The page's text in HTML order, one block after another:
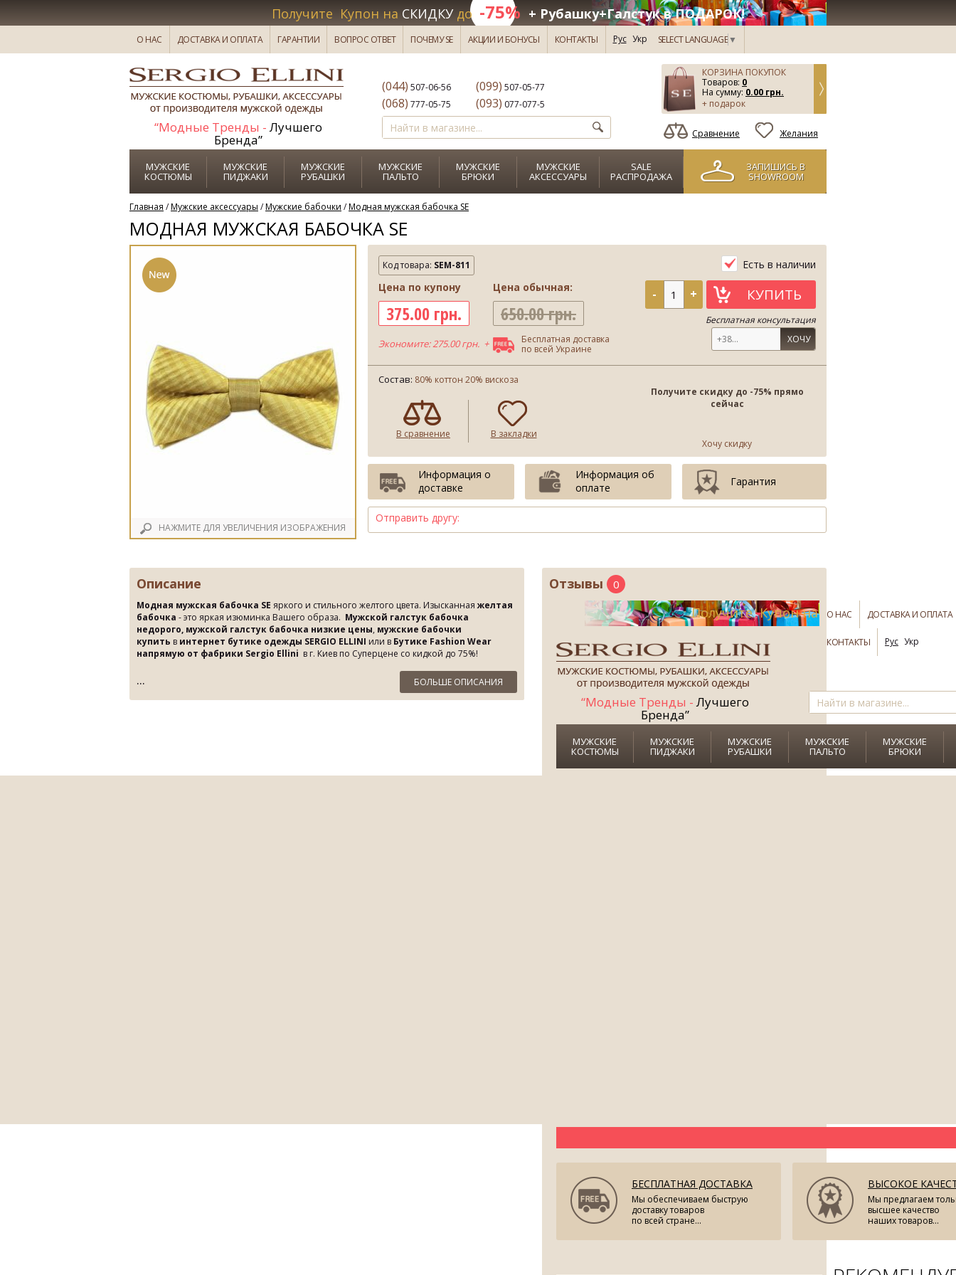
Получите Купон на СКИДКУдо -75% + Рубашку+Галстук в ПОДАРОК!
О НАС ДОСТАВКА И ОПЛАТА ГАРАНТИИ ВОПРОС ОТВЕТ ПОЧЕМУ SE АКЦИИ И БОНУСЫ КОНТАКТЫ Рус Укр SELECT LANGUAGE▼
“Модные Тренды -Лучшего
Бренда”
(044) 507-06-56 (099) 507-05-77
(068) 777-05-75 (093) 077-077-5
КОРЗИНА ПОКУПОК
Товаров: 0
На сумму: 0.00 грн.
+ подарок
Сравнение Желания
МУЖСКИЕ
КОСТЮМЫ
МУЖСКИЕ
ПИДЖАКИ
МУЖСКИЕ
РУБАШКИ
МУЖСКИЕ
ПАЛЬТО
МУЖСКИЕ
БРЮКИ
МУЖСКИЕ
АКСЕССУАРЫ
SALE
РАСПРОДАЖА
ЗАПИШИСЬ В
SHOWROOM
Главная /Мужские аксессуары /Мужские бабочки /Модная мужская бабочка SE
МОДНАЯ МУЖСКАЯ БАБОЧКА SE
НАЖМИТЕ ДЛЯ УВЕЛИЧЕНИЯ ИЗОБРАЖЕНИЯ
Код товара: SEM-811
Есть в наличии
Цена по купону
375.00 грн.
Экономите: 275.00 грн. +
Цена обычная:
650.00 грн.
Бесплатная доставка
по всей Украине
- + КУПИТЬ
Бесплатная консультация
ХОЧУ
Состав: 80% коттон 20% вискоза
Получите скидку до -75% прямо
сейчас
Хочу скидку
В закладки
В сравнение
Информация о
доставке
Информация об
оплате
Гарантия
Отправить другу:
Описание
Модная мужская бабочка SE яркого и стильного желтого цвета. Изысканнаяжелтая
бабочка - это яркая изюминка Вашего образа. Мужской галстук бабочка
недорого, мужской галстук бабочка низкие цены, мужские бабочки
купить в интернет бутике одежды SERGIO ELLINI или в Бутике Fashion Wear
напрямую от фабрики Sergio Ellini в г. Киев по Суперцене со кидкой до 75%!
БОЛЬШЕ ОПИСАНИЯ
Отзывы 0
Получите Купон на
СКИДКУ
+
Рубашку+Галстук
в ПОДАРОК!
О НАС ДОСТАВКА И ОПЛАТА
КОНТАКТЫ Рус Укр
“Модные Тренды -Лучшего
Бренда”
МУЖСКИЕ
КОСТЮМЫ
МУЖСКИЕ
ПИДЖАКИ
МУЖСКИЕ
РУБАШКИ
МУЖСКИЕ
ПАЛЬТО
МУЖСКИЕ
БРЮКИ
БЕСПЛАТНАЯ ДОСТАВКА
Мы обеспечиваем быструю
доставку товаров
по всей стране...
ВЫСОКОЕ
Мы предлагаем
высшее качество
наших товаров...